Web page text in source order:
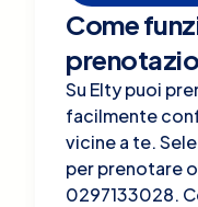
Come
Su Elty puoi
facilmente
vicine a te.
per prenotare
0297133028.